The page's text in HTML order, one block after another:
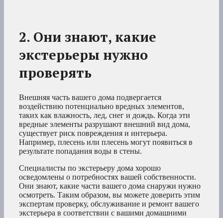
2. Они знают, какие
экстерьеры нужно
проверять
Внешняя часть вашего дома подвергается
воздействию потенциально вредных элементов,
таких как влажность, лед, снег и дождь. Когда эти
вредные элементы разрушают внешний вид дома,
существует риск повреждения и интерьера.
Например, плесень или плесень могут появиться в
результате попадания воды в стены.
Специалисты по экстерьеру дома хорошо
осведомлены о потребностях вашей собственности.
Они знают, какие части вашего дома снаружи нужно
осмотреть. Таким образом, вы можете доверить этим
экспертам проверку, обслуживание и ремонт вашего
экстерьера в соответствии с вашими домашними